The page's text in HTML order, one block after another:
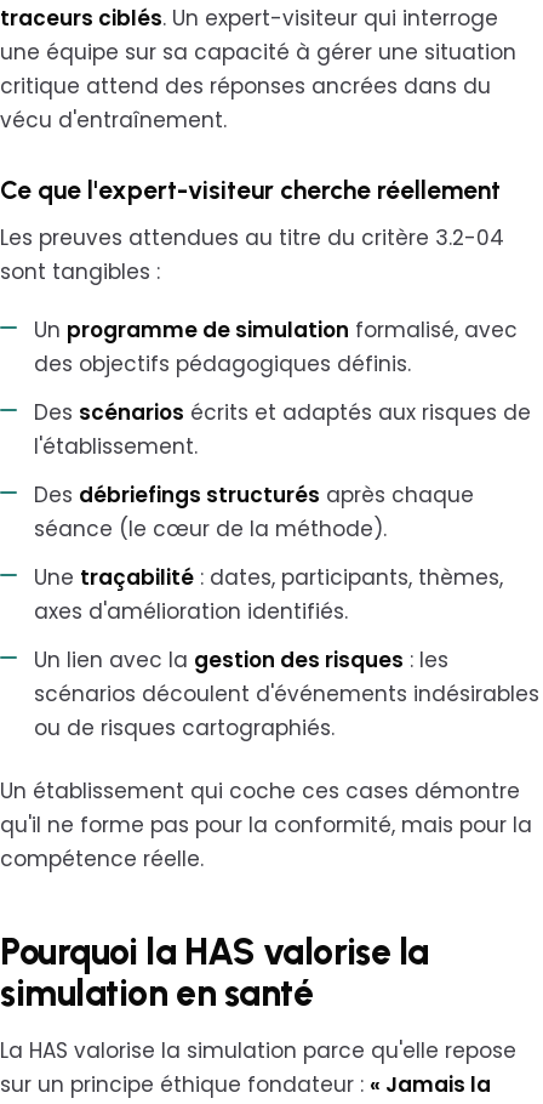
traceurs ciblés. Un expert-visiteur qui interroge
une équipe sur sa capacité à gérer une situation
critique attend des réponses ancrées dans du
vécu d'entraînement.
Ce que l'expert-visiteur cherche réellement
Les preuves attendues au titre du critère 3.2-04
sont tangibles :
Un programme de simulation formalisé, avec
des objectifs pédagogiques définis.
Des scénarios écrits et adaptés aux risques de
l'établissement.
Des débriefings structurés après chaque
séance (le cœur de la méthode).
Une traçabilité : dates, participants, thèmes,
axes d'amélioration identifiés.
Un lien avec la gestion des risques : les
scénarios découlent d'événements indésirables
ou de risques cartographiés.
Un établissement qui coche ces cases démontre
qu'il ne forme pas pour la conformité, mais pour la
compétence réelle.
Pourquoi la HAS valorise la
simulation en santé
La HAS valorise la simulation parce qu'elle repose
sur un principe éthique fondateur : « Jamais la